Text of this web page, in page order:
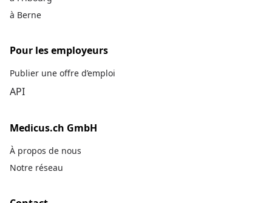
à Berne
Pour les employeurs
Publier une offre d’emploi
API
Medicus.ch GmbH
À propos de nous
Notre réseau